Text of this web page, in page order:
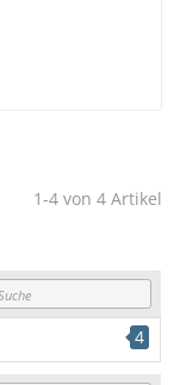
1-4 von 4 Artikel
4